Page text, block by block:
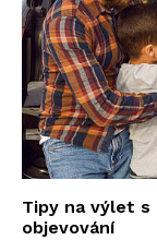
Tipy na výlet s
objevování